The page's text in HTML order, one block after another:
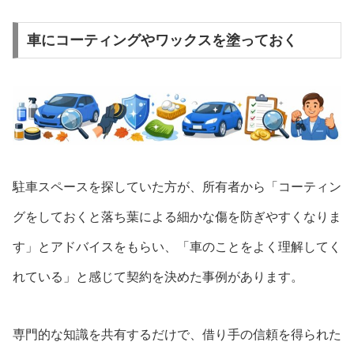
車にコーティングやワックスを塗っておく
駐車スペースを探していた方が、所有者から「コーティン
グをしておくと落ち葉による細かな傷を防ぎやすくなりま
す」とアドバイスをもらい、「車のことをよく理解してく
れている」と感じて契約を決めた事例があります。
専門的な知識を共有するだけで、借り手の信頼を得られた